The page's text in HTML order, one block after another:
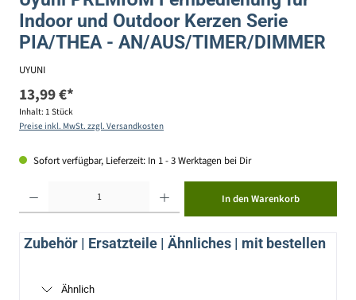
Indoor und Outdoor Kerzen Serie
PIA/THEA - AN/AUS/TIMER/DIMMER
UYUNI
13,99 €*
Inhalt: 1 Stück
Preise inkl. MwSt. zzgl. Versandkosten
Sofort verfügbar, Lieferzeit: In 1 - 3 Werktagen bei Dir
In den Warenkorb
Zubehör | Ersatzteile | Ähnliches | mit bestellen
Ähnlich